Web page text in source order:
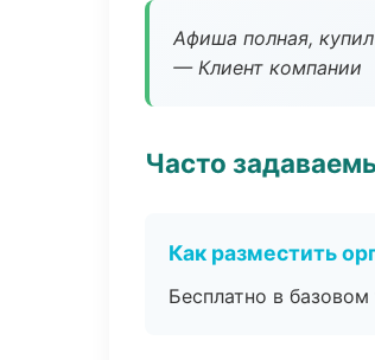
Афиша полная,
— Клиент компании
Часто
Как разместить
Бесплатно в